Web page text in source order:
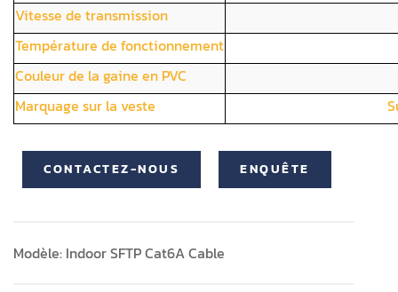
Vitesse de transmission
Température de fonctionnement
Couleur de la gaine en PVC
Marquage sur la veste
CONTACTEZ-NOUS ENQUÊTE
Modèle: Indoor SFTP Cat6A Cable